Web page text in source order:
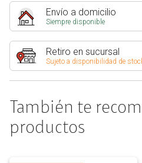
Envío a domicilio
Siempre disponible
Retiro en sucursal
Sujeto a disponibilidad de
También te
productos